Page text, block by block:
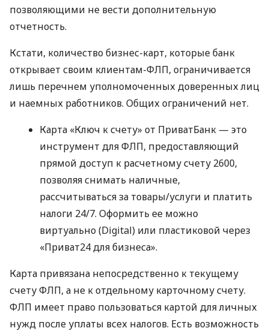
позволяющими не вести дополнительную
отчетность.
Кстати, количество бизнес-карт, которые банк
открывает своим клиентам-ФЛП, ограничивается
лишь перечнем уполномоченных доверенных лиц
и наемных работников. Общих ограничений нет.
Карта «Ключ к счету» от ПриватБанк — это
инструмент для ФЛП, предоставляющий
прямой доступ к расчетному счету 2600,
позволяя снимать наличные,
рассчитываться за товары/услуги и платить
налоги 24/7. Оформить ее можно
виртуально (Digital) или пластиковой через
«Приват24 для бизнеса».
Карта привязана непосредственно к текущему
счету ФЛП, а не к отдельному карточному счету.
ФЛП имеет право пользоваться картой для личных
нужд после уплаты всех налогов. Есть возможность